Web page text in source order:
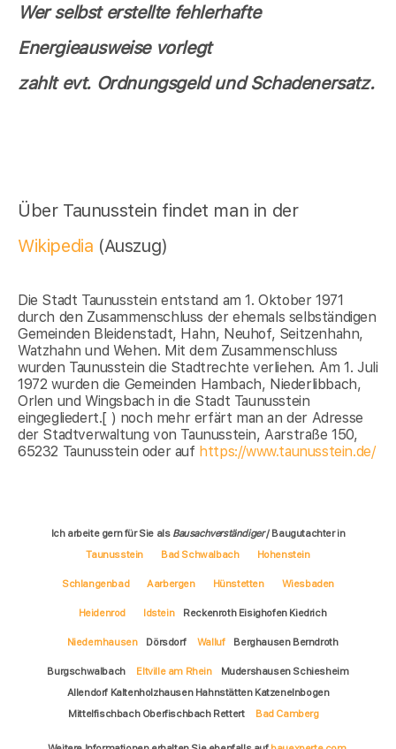
Wer selbst erstellte fehlerhafte
Energieausweise vorlegt
zahlt evt. Ordnungsgeld und Schadenersatz.
Über Taunusstein findet man in der
Wikipedia (Auszug)
Die Stadt Taunusstein entstand am 1. Oktober 1971
durch den Zusammenschluss der ehemals selbständigen
Gemeinden Bleidenstadt, Hahn, Neuhof, Seitzenhahn,
Watzhahn und Wehen. Mit dem Zusammenschluss
wurden Taunusstein die Stadtrechte verliehen. Am 1. Juli
1972 wurden die Gemeinden Hambach, Niederlibbach,
Orlen und Wingsbach in die Stadt Taunusstein
eingegliedert.[ ) noch mehr erfärt man an der Adresse
der Stadtverwaltung von Taunusstein, Aarstraße 150,
65232 Taunusstein oder auf https://www.taunusstein.de/
Ich arbeite gern für Sie als Bausachverständiger/ Baugutachter in
Taunusstein
Bad Schwalbach Hohenstein
Schlangenbad Aarbergen Hünstetten Wiesbaden
Heidenrod Idstein Reckenroth Eisighofen Kiedrich
Niedernhausen Dörsdorf Walluf Berghausen Berndroth
Burgschwalbach Eltville am Rhein
Mudershausen Schiesheim
Allendorf Kaltenholzhausen Hahnstätten Katzenelnbogen
Mittelfischbach Oberfischbach Rettert
Bad Camberg